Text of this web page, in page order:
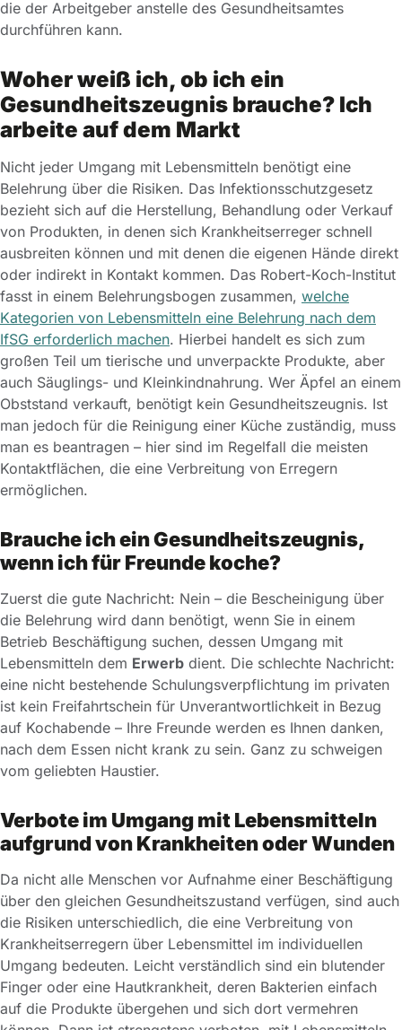
die der Arbeitgeber anstelle des Gesundheitsamtes
durchführen kann.
Woher weiß ich, ob ich ein
Gesundheitszeugnis brauche? Ich
arbeite auf dem Markt
Nicht jeder Umgang mit Lebensmitteln benötigt eine
Belehrung über die Risiken. Das Infektionsschutzgesetz
bezieht sich auf die Herstellung, Behandlung oder Verkauf
von Produkten, in denen sich Krankheitserreger schnell
ausbreiten können und mit denen die eigenen Hände direkt
oder indirekt in Kontakt kommen. Das Robert-Koch-Institut
fasst in einem Belehrungsbogen zusammen, welche
Kategorien von Lebensmitteln eine Belehrung nach dem
IfSG erforderlich machen. Hierbei handelt es sich zum
großen Teil um tierische und unverpackte Produkte, aber
auch Säuglings- und Kleinkindnahrung. Wer Äpfel an einem
Obststand verkauft, benötigt kein Gesundheitszeugnis. Ist
man jedoch für die Reinigung einer Küche zuständig, muss
man es beantragen – hier sind im Regelfall die meisten
Kontaktflächen, die eine Verbreitung von Erregern
ermöglichen.
Brauche ich ein Gesundheitszeugnis,
wenn ich für Freunde koche?
Zuerst die gute Nachricht: Nein – die Bescheinigung über
die Belehrung wird dann benötigt, wenn Sie in einem
Betrieb Beschäftigung suchen, dessen Umgang mit
Lebensmitteln dem Erwerb dient. Die schlechte Nachricht:
eine nicht bestehende Schulungsverpflichtung im privaten
ist kein Freifahrtschein für Unverantwortlichkeit in Bezug
auf Kochabende – Ihre Freunde werden es Ihnen danken,
nach dem Essen nicht krank zu sein. Ganz zu schweigen
vom geliebten Haustier.
Verbote im Umgang mit Lebensmitteln
aufgrund von Krankheiten oder Wunden
Da nicht alle Menschen vor Aufnahme einer Beschäftigung
über den gleichen Gesundheitszustand verfügen, sind auch
die Risiken unterschiedlich, die eine Verbreitung von
Krankheitserregern über Lebensmittel im individuellen
Umgang bedeuten. Leicht verständlich sind ein blutender
Finger oder eine Hautkrankheit, deren Bakterien einfach
auf die Produkte übergehen und sich dort vermehren